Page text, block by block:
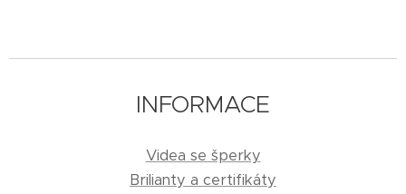
INFORMACE
Videa se šperky
Brilianty a certifikáty